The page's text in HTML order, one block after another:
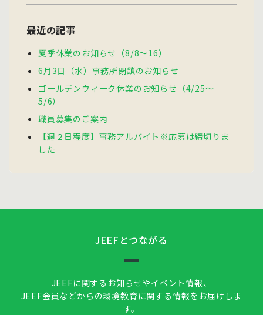
最近の記事
夏季休業のお知らせ（8/8～16）
6月3日（水）事務所閉鎖のお知らせ
ゴールデンウィーク休業のお知らせ（4/25～
5/6）
職員募集のご案内
【週２日程度】事務アルバイト※応募は締切りま
した
JEEFとつながる
JEEFに関するお知らせやイベント情報、
JEEF会員などからの環境教育に関する情報をお届けしま
す。